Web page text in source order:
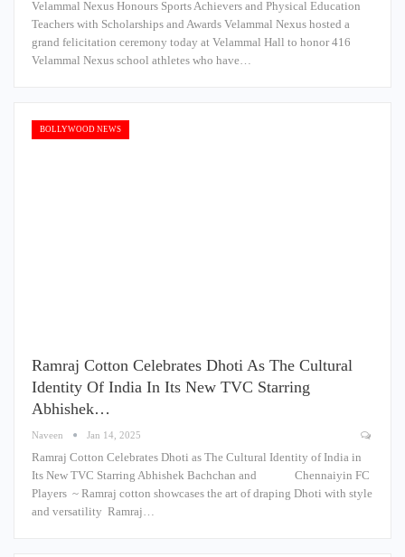
Velammal Nexus Honours Sports Achievers and Physical Education
Teachers with Scholarships and Awards Velammal Nexus hosted a
grand felicitation ceremony today at Velammal Hall to honor 416
Velammal Nexus school athletes who have…
BOLLYWOOD NEWS
Ramraj Cotton Celebrates Dhoti As The Cultural
Identity Of India In Its New TVC Starring
Abhishek…
Naveen Jan 14, 2025
Ramraj Cotton Celebrates Dhoti as The Cultural Identity of India in
Its New TVC Starring Abhishek Bachchan and Chennaiyin FC
Players ~ Ramraj cotton showcases the art of draping Dhoti with style
and versatility Ramraj…